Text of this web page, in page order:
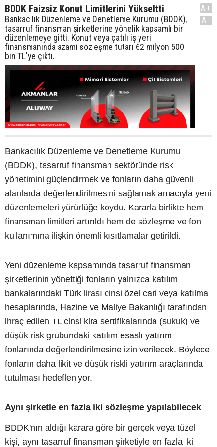
BDDK Faizsiz Konut Limitlerini Yükseltti
Bankacılık Düzenleme ve Denetleme Kurumu (BDDK),
tasarruf finansman şirketlerine yönelik kapsamlı bir
düzenlemeye gitti. Konut veya çatılı iş yeri
finansmanında azami sözleşme tutarı 62 milyon 500
bin TL'ye çıktı.
A+
A-
Bankacılık Düzenleme ve Denetleme Kurumu
(BDDK), tasarruf finansman sektöründe risk
yönetimini güçlendirmek ve fonların daha güvenli
alanlarda değerlendirilmesini sağlamak amacıyla yeni
düzenlemeleri yürürlüğe koydu. Kararla birlikte hem
finansman limitleri artırıldı hem de sözleşme ve fon
kullanımına ilişkin önemli kısıtlamalar getirildi.
Yeni düzenleme kapsamında tasarruf finansman
şirketlerinin yönettiği fonların yalnızca katılım
bankalarındaki Türk lirası cinsi özel cari veya katılma
hesaplarında, Hazine ve Maliye Bakanlığı tarafından
ihraç edilen TL cinsi kira sertifikalarında (sukuk) ve
düşük risk grubundaki katılım esaslı yatırım
fonlarında değerlendirilmesine izin verilecek. Böylece
fonların daha likit ve düşük riskli yatırım araçlarında
tutulması hedefleniyor.
Aynı şirketle en fazla iki sözleşme yapılabilecek
BDDK'nın aldığı karara göre bir gerçek veya tüzel
kişi, aynı tasarruf finansman şirketiyle en fazla iki